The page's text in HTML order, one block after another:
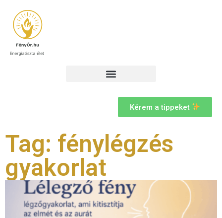
Kérem a tippeket
Tag: fénylégzés
gyakorlat